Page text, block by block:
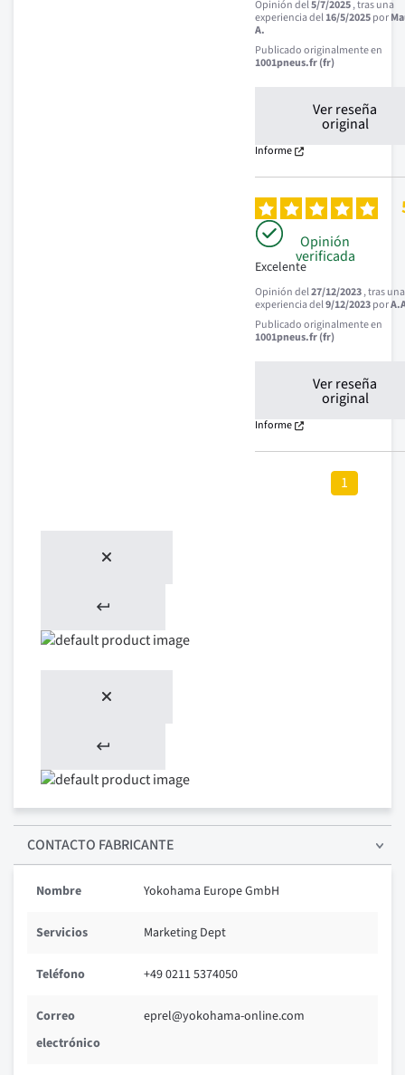
Opinión del5/7/2025, tras una
experiencia del16/5/2025por
A.
Publicado originalmente en
1001pneus.fr (fr)
Ver reseña
original
Informe
Opinión
verificada
Excelente
Opinión del27/12/2023, tras una
experiencia del9/12/2023por
Publicado originalmente en
1001pneus.fr (fr)
Ver reseña
original
Informe
1
CONTACTO FABRICANTE
Nombre Yokohama Europe GmbH
Servicios Marketing Dept
Teléfono +49 0211 5374050
Correo
electrónico
eprel@yokohama-online.com